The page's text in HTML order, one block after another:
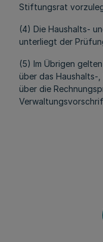
Stiftungsrat
(4) Die Haushalts-
unterliegt der
(5) Im Übrigen
über das Haushalts-,
über die